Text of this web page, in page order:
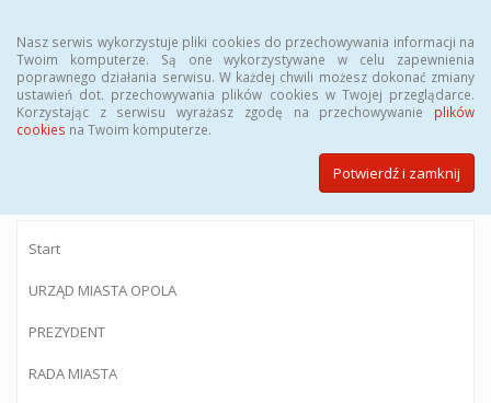
Nasz serwis wykorzystuje pliki cookies do przechowywania informacji na
Twoim komputerze. Są one wykorzystywane w celu zapewnienia
poprawnego działania serwisu. W każdej chwili możesz dokonać zmiany
ustawień dot. przechowywania plików cookies w Twojej przeglądarce.
Korzystając z serwisu wyrażasz zgodę na przechowywanie plików
cookies na Twoim komputerze.
Potwierdź i zamknij
BIULETYN INFORMACJI PUBLICZNEJ
Urzędu Miasta Opola
Start
URZĄD MIASTA OPOLA
PREZYDENT
RADA MIASTA